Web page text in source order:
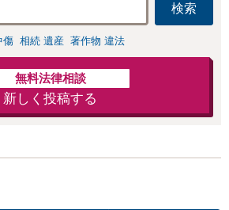
検索
傷 相続 遺産 著作物 違法
無料法律相談
新しく投稿する